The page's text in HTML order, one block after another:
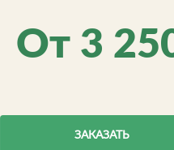
От 3
ЗАКАЗАТЬ